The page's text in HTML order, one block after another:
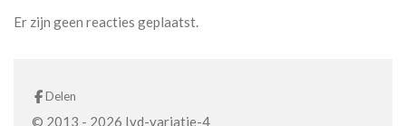
Er zijn geen reacties geplaatst.
Delen
© 2013 - 2026 Ivd-variatie-4